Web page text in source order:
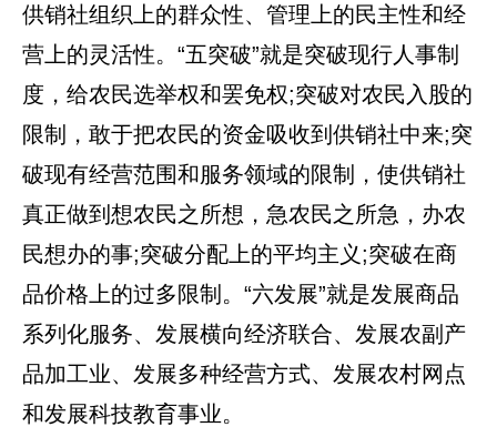
供销社组织上的群众性、管理上的民主性和经
营上的灵活性。“五突破”就是突破现行人事制
度，给农民选举权和罢免权;突破对农民入股的
限制，敢于把农民的资金吸收到供销社中来;突
破现有经营范围和服务领域的限制，使供销社
真正做到想农民之所想，急农民之所急，办农
民想办的事;突破分配上的平均主义;突破在商
品价格上的过多限制。“六发展”就是发展商品
系列化服务、发展横向经济联合、发展农副产
品加工业、发展多种经营方式、发展农村网点
和发展科技教育事业。